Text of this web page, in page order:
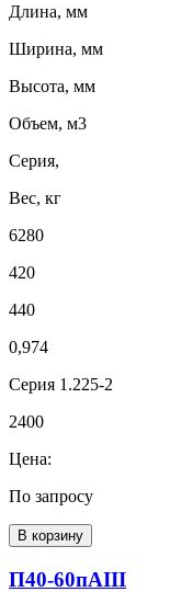
Длина, мм
Ширина, мм
Высота, мм
Объем, м3
Серия,
Вес, кг
6280
420
440
0,974
Серия 1.225-2
2400
Цена:
По запросу
В корзину
П40-60пАIII